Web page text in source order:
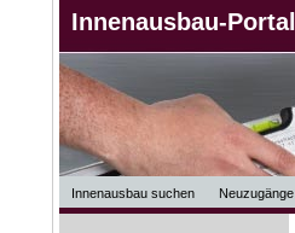
Innenausbau-Portal
Innenausbau suchen Neuzugänge